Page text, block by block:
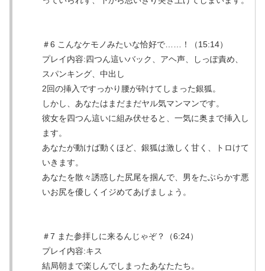
＃6 こんなケモノみたいな恰好で……！（15:14）
プレイ内容:四つん這いバック、アヘ声、しっぽ責め、
スパンキング、中出し
2回の挿入ですっかり腰が砕けてしまった銀狐。
しかし、あなたはまだまだヤル気マンマンです。
彼女を四つん這いに組み伏せると、一気に奥まで挿入し
ます。
あなたが動けば動くほど、銀狐は激しく甘く、トロけて
いきます。
あなたを散々誘惑した尻尾を掴んで、男をたぶらかす悪
いお尻を優しくイジめてあげましょう。
＃7 また参拝しに来るんじゃぞ？（6:24）
プレイ内容:キス
結局朝まで楽しんでしまったあなたたち。